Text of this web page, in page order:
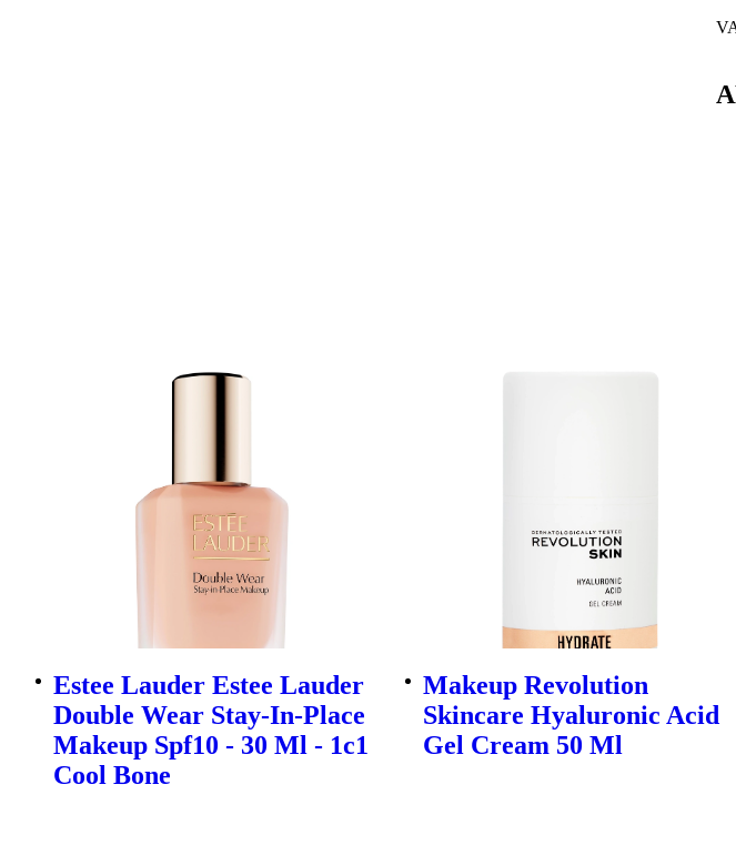
Estee Lauder Estee Lauder
Double Wear Stay-In-Place
Makeup Spf10 - 30 Ml - 1c1
Cool Bone
Makeup Revolution
Skincare Hyaluronic Acid
Gel Cream 50 Ml